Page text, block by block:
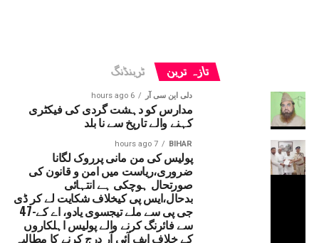
تازہ ترین ٹرینڈنگ
دلی این سی آر 6 hours ago
مدارس کو دہشت گردی کی فیکٹری
کہنے والے تاریخ سے نا بلد
BIHAR
7 hours ago
پولیس کی من مانی پرروک لگانا
ضروری،ریاست میں امن و قانون کی
صورتحال ہوچکی ہے انتہائی
بدحال،ایس پی کیخلاف شکایت لے کر ڈی
جی پی سے ملے تیجسوی یادو، اے کے-47
سے فائرنگ کرنے والے پولیس اہلکاروں
کے خلاف ایف آئی آر درج کرنے کا مطالبہ